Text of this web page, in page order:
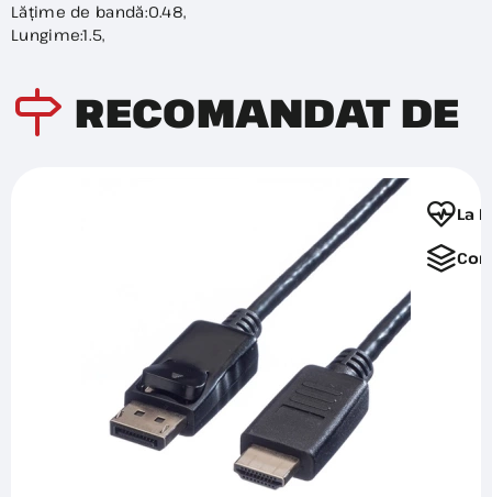
Lățime de bandă:0.48,
Lungime:1.5,
RECOMANDAT DE
La